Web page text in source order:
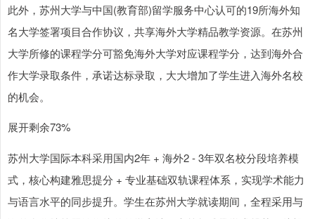
此外，苏州大学与中国(教育部)留学服务中心认可的19所海外知
名大学签署项目合作协议，共享海外大学精品教学资源。在苏州
大学所修的课程学分可豁免海外大学对应课程学分，达到海外合
作大学录取条件，承诺达标录取，大大增加了学生进入海外名校
的机会。
展开剩余73%
苏州大学国际本科采用国内2年 + 海外2 - 3年双名校分段培养模
式，核心构建雅思提分 + 专业基础双轨课程体系，实现学术能力
与语言水平的同步提升。学生在苏州大学就读期间，全程采用与